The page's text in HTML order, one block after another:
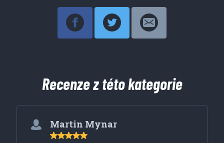
Recenze z této kategorie
Martin Mynar